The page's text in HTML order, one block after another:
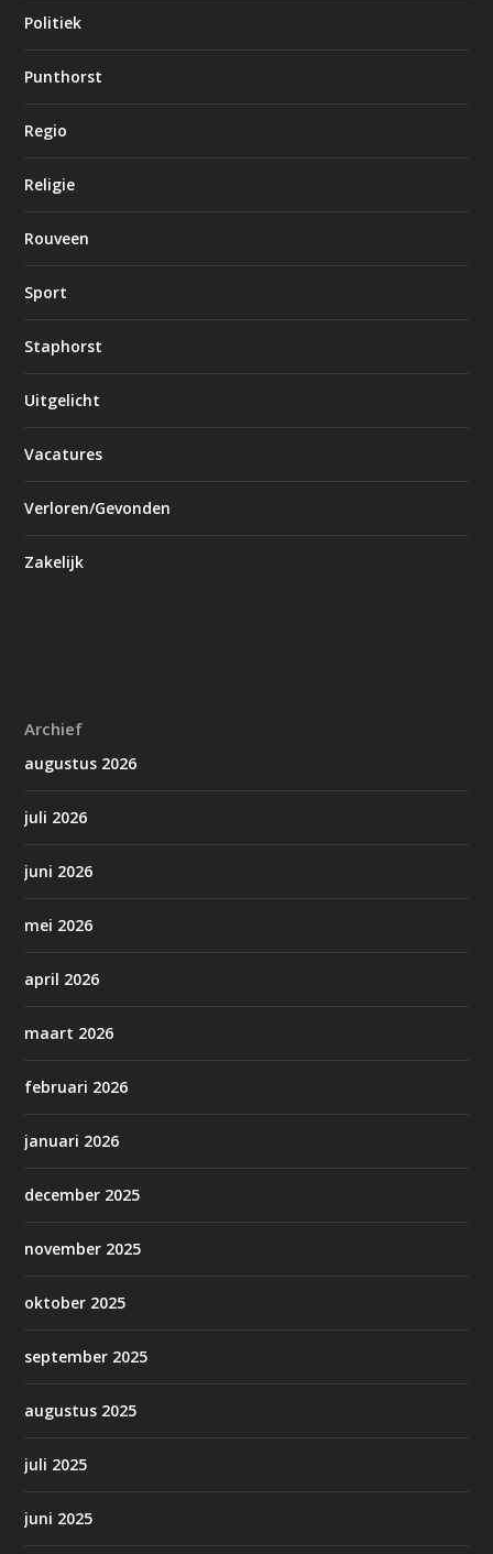
Politiek
Punthorst
Regio
Religie
Rouveen
Sport
Staphorst
Uitgelicht
Vacatures
Verloren/Gevonden
Zakelijk
Archief
augustus 2026
juli 2026
juni 2026
mei 2026
april 2026
maart 2026
februari 2026
januari 2026
december 2025
november 2025
oktober 2025
september 2025
augustus 2025
juli 2025
juni 2025